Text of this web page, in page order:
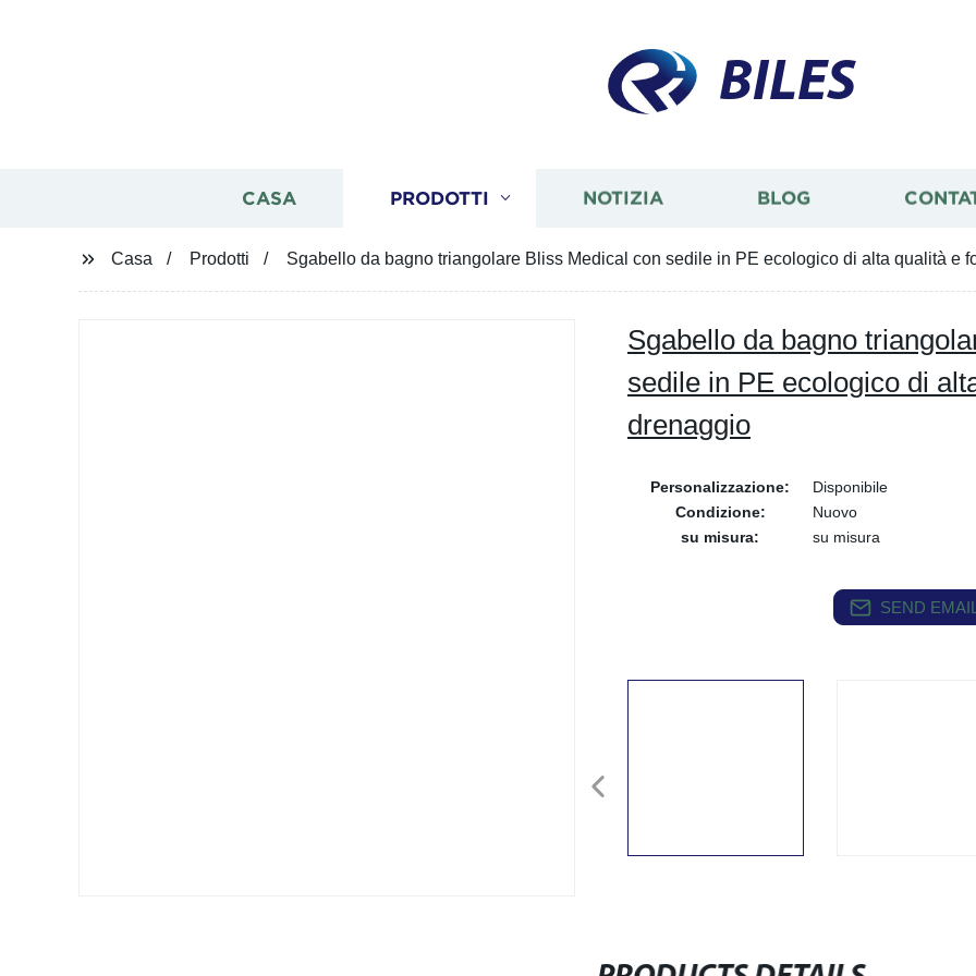
BILES
CASA PRODOTTI NOTIZIA BLOG
Casa Prodotti Sgabello da bagno triangolare Bliss Medical con sedile in PE ecologico di alta qualità e
Sgabello da bagno
sedile in PE ecologico di
drenaggio
Personalizzazione:
Disponibile
Condizione:
Nuovo
su misura:
su misura
SEND